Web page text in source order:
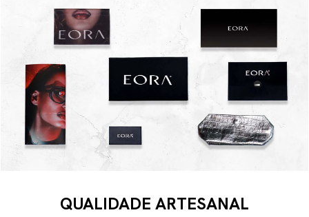
QUALIDADE ARTESANAL